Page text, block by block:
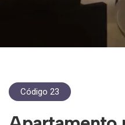
Código 23